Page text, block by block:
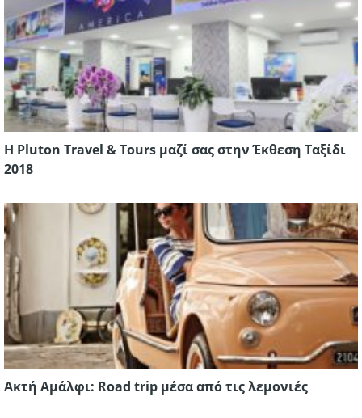
Η Pluton Travel & Tours μαζί σας στην Έκθεση Ταξίδι
2018
Ακτή Αμάλφι: Road trip μέσα από τις λεμονιές